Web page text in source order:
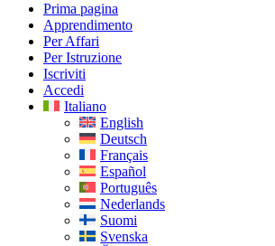
Prima pagina
Apprendimento
Per Affari
Per Istruzione
Iscriviti
Accedi
Italiano
English
Deutsch
Français
Español
Português
Nederlands
Suomi
Svenska